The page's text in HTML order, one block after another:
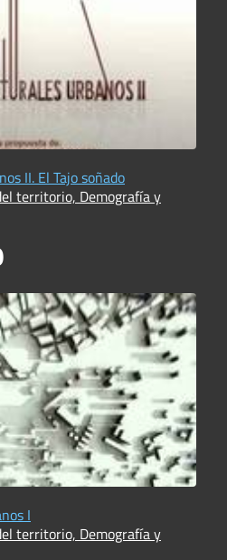
II. El Tajo soñado
territorio, Demografía y
I
territorio, Demografía y